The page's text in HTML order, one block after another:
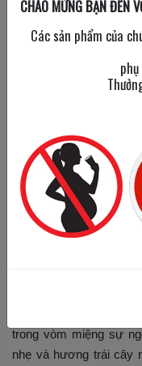
Dòng vang chát phức
hương phức hợp của
tannin đậm đà. Xu
Mặc dù vậy, thưởng
mang đến cảm giác
không quá chát đậm.
này đậm hơn một chút
Dư vị của rượu
trong vòm miệng sự
nhẹ và hương trái cây
CHÀO MỪNG BẠN ĐẾN
Các sản phẩm của